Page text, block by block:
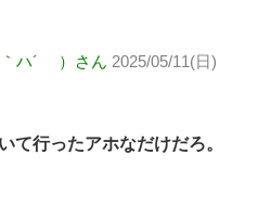
｀ハ´ ）さん 2025/05/11(日)
て行ったアホなだけだろ。